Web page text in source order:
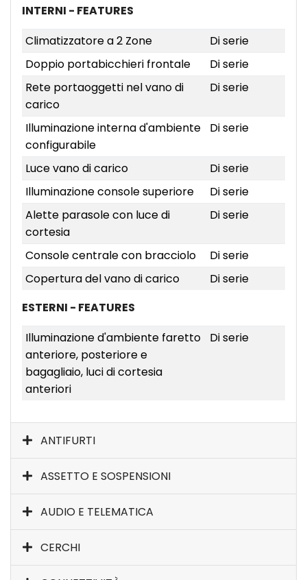
INTERNI - FEATURES
Climatizzatore a 2 Zone
Di serie
Doppio portabicchieri frontale
Di serie
Rete portaoggetti nel vano di
carico
Di serie
Illuminazione interna d'ambiente
configurabile
Di serie
Luce vano di carico
Di serie
Illuminazione console superiore
Di serie
Alette parasole con luce di
cortesia
Di serie
Console centrale con bracciolo
Di serie
Copertura del vano di carico
Di serie
ESTERNI - FEATURES
Illuminazione d'ambiente faretto
anteriore, posteriore e
bagagliaio, luci di cortesia
anteriori
Di serie
ANTIFURTI
ASSETTO E SOSPENSIONI
AUDIO E TELEMATICA
CERCHI